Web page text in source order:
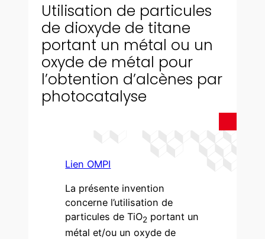
Utilisation de particules
de dioxyde de titane
portant un métal ou un
oxyde de métal pour
l’obtention d’alcènes par
photocatalyse
Lien OMPI
La présente invention
concerne l’utilisation de
particules de TiO2 portant un
métal et/ou un oxyde de